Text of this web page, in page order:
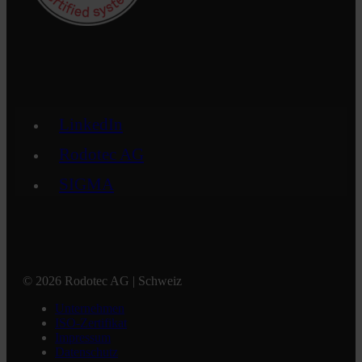
LinkedIn
Rodotec AG
SIGMA
© 2026 Rodotec AG | Schweiz
Unternehmen
ISO-Zertifikat
Impressum
Datenschutz